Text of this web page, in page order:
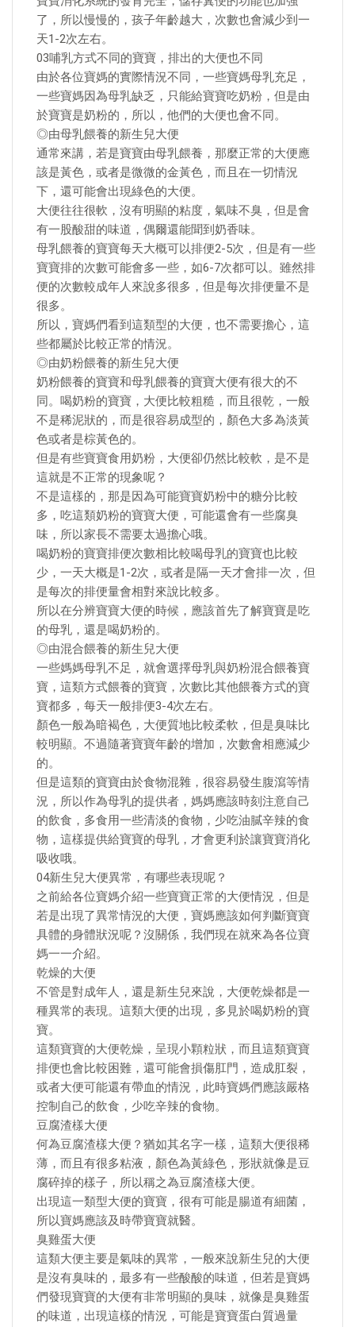
了，所以慢慢的，孩子年齡越大，次數也會減少到一
天1-2次左右。
03哺乳方式不同的寶寶，排出的大便也不同
由於各位寶媽的實際情況不同，一些寶媽母乳充足，
一些寶媽因為母乳缺乏，只能給寶寶吃奶粉，但是由
於寶寶是奶粉的，所以，他們的大便也會不同。
◎由母乳餵養的新生兒大便
通常來講，若是寶寶由母乳餵養，那麼正常的大便應
該是黃色，或者是微微的金黃色，而且在一切情況
下，還可能會出現綠色的大便。
大便往往很軟，沒有明顯的粘度，氣味不臭，但是會
有一股酸甜的味道，偶爾還能聞到奶香味。
母乳餵養的寶寶每天大概可以排便2-5次，但是有一些
寶寶排的次數可能會多一些，如6-7次都可以。雖然排
便的次數較成年人來說多很多，但是每次排便量不是
很多。
所以，寶媽們看到這類型的大便，也不需要擔心，這
些都屬於比較正常的情況。
◎由奶粉餵養的新生兒大便
奶粉餵養的寶寶和母乳餵養的寶寶大便有很大的不
同。喝奶粉的寶寶，大便比較粗糙，而且很乾，一般
不是稀泥狀的，而是很容易成型的，顏色大多為淡黃
色或者是棕黃色的。
但是有些寶寶食用奶粉，大便卻仍然比較軟，是不是
這就是不正常的現象呢？
不是這樣的，那是因為可能寶寶奶粉中的糖分比較
多，吃這類奶粉的寶寶大便，可能還會有一些腐臭
味，所以家長不需要太過擔心哦。
喝奶粉的寶寶排便次數相比較喝母乳的寶寶也比較
少，一天大概是1-2次，或者是隔一天才會排一次，但
是每次的排便量會相對來說比較多。
所以在分辨寶寶大便的時候，應該首先了解寶寶是吃
的母乳，還是喝奶粉的。
◎由混合餵養的新生兒大便
一些媽媽母乳不足，就會選擇母乳與奶粉混合餵養寶
寶，這類方式餵養的寶寶，次數比其他餵養方式的寶
寶都多，每天一般排便3-4次左右。
顏色一般為暗褐色，大便質地比較柔軟，但是臭味比
較明顯。不過隨著寶寶年齡的增加，次數會相應減少
的。
但是這類的寶寶由於食物混雜，很容易發生腹瀉等情
況，所以作為母乳的提供者，媽媽應該時刻注意自己
的飲食，多食用一些清淡的食物，少吃油膩辛辣的食
物，這樣提供給寶寶的母乳，才會更利於讓寶寶消化
吸收哦。
04新生兒大便異常，有哪些表現呢？
之前給各位寶媽介紹一些寶寶正常的大便情況，但是
若是出現了異常情況的大便，寶媽應該如何判斷寶寶
具體的身體狀況呢？沒關係，我們現在就來為各位寶
媽一一介紹。
乾燥的大便
不管是對成年人，還是新生兒來說，大便乾燥都是一
種異常的表現。這類大便的出現，多見於喝奶粉的寶
寶。
這類寶寶的大便乾燥，呈現小顆粒狀，而且這類寶寶
排便也會比較困難，還可能會損傷肛門，造成肛裂，
或者大便可能還有帶血的情況，此時寶媽們應該嚴格
控制自己的飲食，少吃辛辣的食物。
豆腐渣樣大便
何為豆腐渣樣大便？猶如其名字一樣，這類大便很稀
薄，而且有很多粘液，顏色為黃綠色，形狀就像是豆
腐碎掉的樣子，所以稱之為豆腐渣樣大便。
出現這一類型大便的寶寶，很有可能是腸道有細菌，
所以寶媽應該及時帶寶寶就醫。
臭雞蛋大便
這類大便主要是氣味的異常，一般來說新生兒的大便
是沒有臭味的，最多有一些酸酸的味道，但若是寶媽
們發現寶寶的大便有非常明顯的臭味，就像是臭雞蛋
的味道，出現這樣的情況，可能是寶寶蛋白質過量